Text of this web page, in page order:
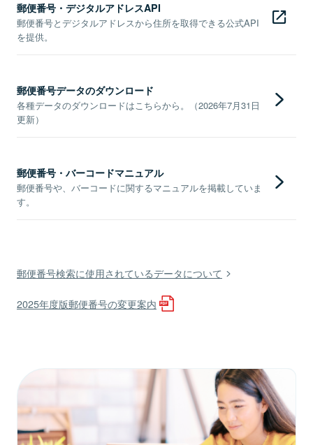
郵便番号・デジタルアドレスAPI
郵便番号とデジタルアドレスから住所を取得できる公式API
を提供。
郵便番号データのダウンロード
各種データのダウンロードはこちらから。（2026年7月31日
更新）
郵便番号・バーコードマニュアル
郵便番号や、バーコードに関するマニュアルを掲載していま
す。
郵便番号検索に使用されているデータについて
2025年度版郵便番号の変更案内